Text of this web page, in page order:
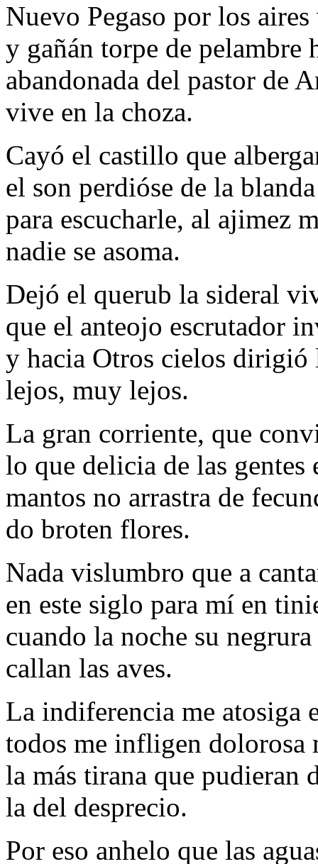
Nuevo Pegaso por los
y gañán torpe de pelambre
abandonada del pastor de
vive en la choza.
Cayó el castillo que
el son perdióse de la
para escucharle, al ajimez
nadie se asoma.
Dejó el querub la sideral
que el anteojo escrutador
y hacia Otros cielos dirigió
lejos, muy lejos.
La gran corriente, que
lo que delicia de las gentes
mantos no arrastra de
do broten flores.
Nada vislumbro que a
en este siglo para mí en
cuando la noche su
callan las aves.
La indiferencia me atosiga
todos me infligen dolorosa
la más tirana que pudieran
la del desprecio.
Por eso anhelo que las